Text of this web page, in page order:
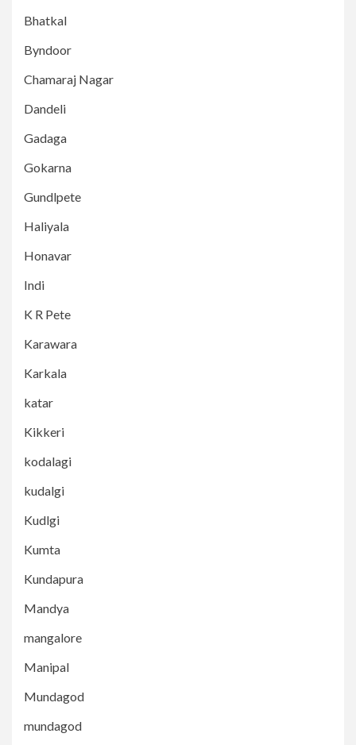
Bhatkal
Byndoor
Chamaraj Nagar
Dandeli
Gadaga
Gokarna
Gundlpete
Haliyala
Honavar
Indi
K R Pete
Karawara
Karkala
katar
Kikkeri
kodalagi
kudalgi
Kudlgi
Kumta
Kundapura
Mandya
mangalore
Manipal
Mundagod
mundagod